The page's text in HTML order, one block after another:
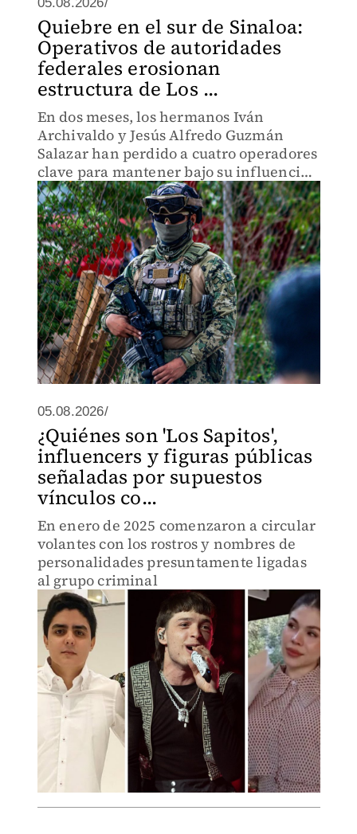
Quiebre en el sur de Sinaloa:
Operativos de autoridades
federales erosionan
estructura de Los ...
En dos meses, los hermanos Iván
Archivaldo y Jesús Alfredo Guzmán
Salazar han perdido a cuatro operadores
clave para mantener bajo su influencia
dicha región estratégica en el estado.
05.08.2026/
¿Quiénes son 'Los Sapitos',
influencers y figuras públicas
señaladas por supuestos
vínculos co...
En enero de 2025 comenzaron a circular
volantes con los rostros y nombres de
personalidades presuntamente ligadas
al grupo criminal